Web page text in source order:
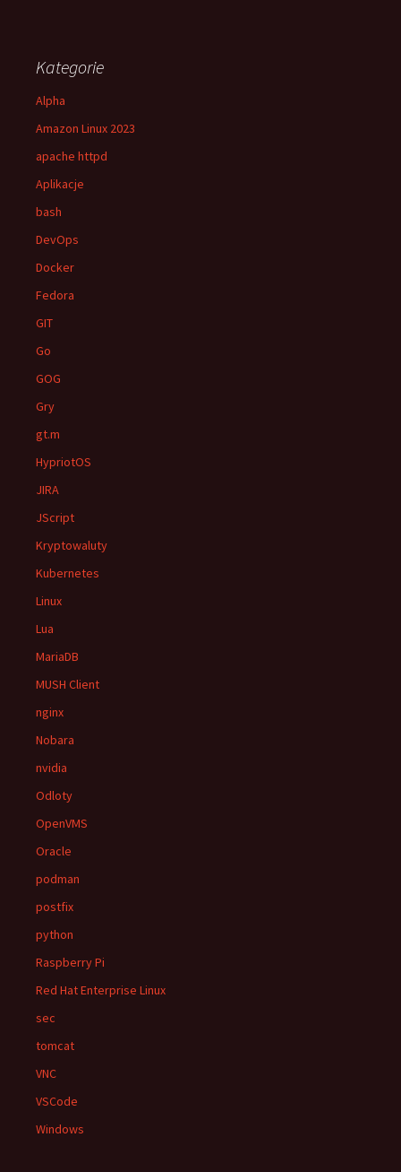
Kategorie
Alpha
Amazon Linux 2023
apache httpd
Aplikacje
bash
DevOps
Docker
Fedora
GIT
Go
GOG
Gry
gt.m
HypriotOS
JIRA
JScript
Kryptowaluty
Kubernetes
Linux
Lua
MariaDB
MUSH Client
nginx
Nobara
nvidia
Odloty
OpenVMS
Oracle
podman
postfix
python
Raspberry Pi
Red Hat Enterprise Linux
sec
tomcat
VNC
VSCode
Windows